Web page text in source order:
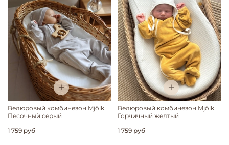
Велюровый комбинезон Mjölk
Песочный серый
1 759 руб
Велюровый комбинезон Mjölk
Горчичный желтый
1 759 руб